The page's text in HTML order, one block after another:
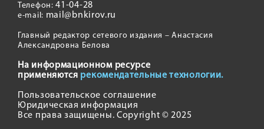
Телефон:41-04-28
e-mail: mail@bnkirov.ru
Главный редактор сетевого издания – Анастасия
Александровна Белова
На информационном ресурсе
применяются рекомендательные технологии.
Пользовательское соглашение
Юридическая информация
Все права защищены. Copyright © 2025